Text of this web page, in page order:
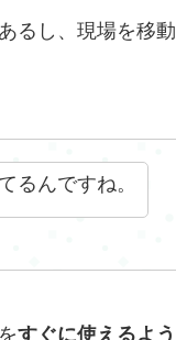
るし、現場を移動
るんですね。
すぐに使えるよう